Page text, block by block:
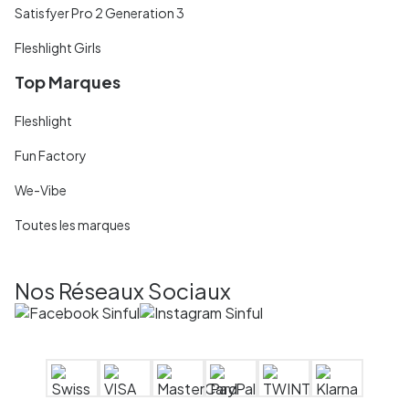
Satisfyer Pro 2 Generation 3
Fleshlight Girls
Top Marques
Fleshlight
Fun Factory
We-Vibe
Toutes les marques
Nos Réseaux Sociaux